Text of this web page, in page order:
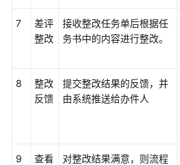
发
质
量
资
7
差评
整改
接收整改任务单后根据任
务书中的内容进行整改。
8
整改
反馈
提交整改结果的反馈，并
由系统推送给办件人
9
查看
对整改结果满意，则流程